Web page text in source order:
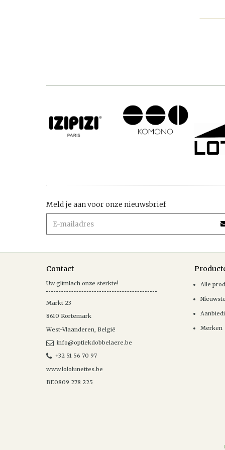
Meld je aan voor onze nieuwsbrief
Contact
Uw glimlach onze sterkte!
Markt 23
8610 Kortemark
West-Vlaanderen België
info@optiekdobbelaere.be
+32 51 56 70 97
www.lololunettes.be
BE0809 278 225
Alle
Merken